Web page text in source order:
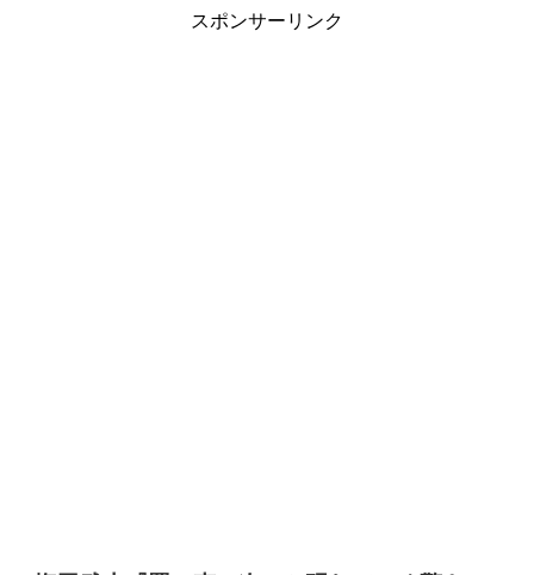
スポンサーリンク